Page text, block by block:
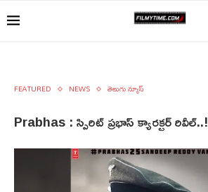
FEATURED NEWS తెలుగు న్యూస్
Prabhas : స్పిరిట్ ప్రభాస్ క్యారక్టర్ రివీల్..!